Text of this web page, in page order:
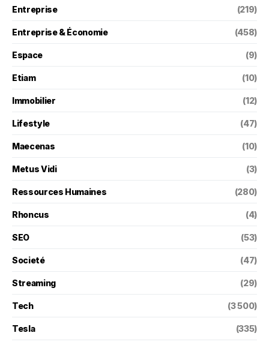
Entreprise (219)
Entreprise & Économie (458)
Espace (9)
Etiam (10)
Immobilier (12)
Lifestyle (47)
Maecenas (10)
Metus Vidi (3)
Ressources Humaines (280)
Rhoncus (4)
SEO (53)
Societé (47)
Streaming (29)
Tech (3 500)
Tesla (335)